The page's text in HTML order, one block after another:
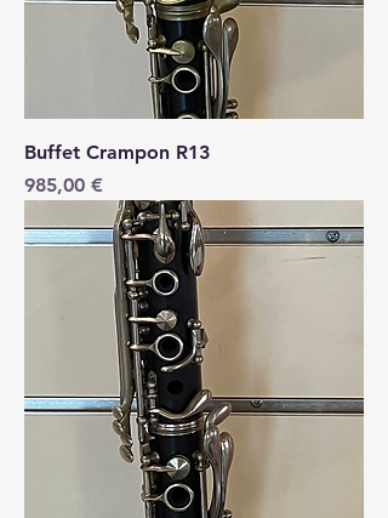
Buffet Crampon R13
Price
985,00 €